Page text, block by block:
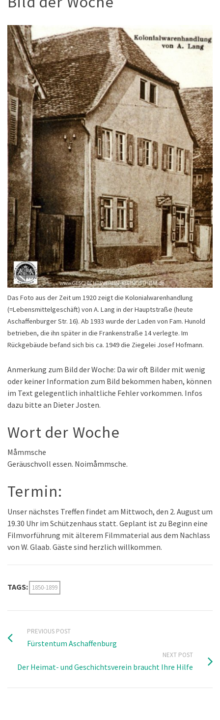
Das Foto aus der Zeit um 1920 zeigt die Kolonialwarenhandlung
(=Lebensmittelgeschäft) von A. Lang in der Hauptstraße (heute
Aschaffenburger Str. 16). Ab 1933 wurde der Laden von Fam. Hunold
betrieben, die ihn später in die Frankenstraße 14 verlegte. Im
Rückgebäude befand sich bis ca. 1949 die Ziegelei Josef Hofmann.
Anmerkung zum Bild der Woche: Da wir oft Bilder mit wenig
oder keiner Information zum Bild bekommen haben, können
im Text gelegentlich inhaltliche Fehler vorkommen. Infos
dazu bitte an Dieter Josten.
Wort der Woche
Måmmsche
Geräuschvoll essen. Noimåmmsche.
Termin:
Unser nächstes Treffen findet am Mittwoch, den 2. August um
19.30 Uhr im Schützenhaus statt. Geplant ist zu Beginn eine
Filmvorführung mit älterem Filmmaterial aus dem Nachlass
von W. Glaab. Gäste sind herzlich willkommen.
TAGS: 1850-1899
PREVIOUS POST
Fürstentum Aschaffenburg
NEXT POST
Der Heimat- und Geschichtsverein braucht Ihre Hilfe